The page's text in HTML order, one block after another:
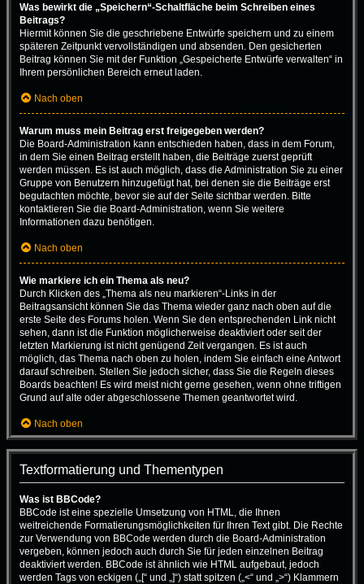
Was bewirkt die „Speichern“-Schaltfläche beim Schreiben eines
Beitrags?
Hiermit können Sie die geschriebene Entwürfe speichern und zu einem
späteren Zeitpunkt vervollständigen und absenden. Den gesicherten
Beitrag können Sie mit der Funktion „Gespeicherte Entwürfe verwalten“ in
Ihrem persönlichen Bereich erneut laden.
Nach oben
Warum muss mein Beitrag erst freigegeben werden?
Die Board-Administration kann entschieden haben, dass in dem Forum,
in dem Sie einen Beitrag erstellt haben, die Beiträge zuerst geprüft
werden müssen. Es ist auch möglich, dass die Administration Sie zu einer
Gruppe von Benutzern hinzugefügt hat, bei denen sie die Beiträge erst
begutachten möchte, bevor sie auf der Seite sichtbar werden. Bitte
kontaktieren Sie die Board-Administration, wenn Sie weitere
Informationen dazu benötigen.
Nach oben
Wie markiere ich ein Thema als neu?
Durch Klicken des „Thema als neu markieren“-Links in der
Beitragsansicht können Sie das Thema wieder ganz nach oben auf die
erste Seite des Forums holen. Wenn Sie den entsprechenden Link nicht
sehen, dann ist die Funktion möglicherweise deaktiviert oder seit der
letzten Markierung ist nicht genügend Zeit vergangen. Es ist auch
möglich, das Thema nach oben zu holen, indem Sie einfach eine Antwort
darauf schreiben. Stellen Sie jedoch sicher, dass Sie die Regeln dieses
Boards beachten! Es wird meist nicht gerne gesehen, wenn ohne triftigen
Grund auf alte oder abgeschlossene Themen geantwortet wird.
Nach oben
Textformatierung und Thementypen
Was ist BBCode?
BBCode ist eine spezielle Umsetzung von HTML, die Ihnen
weitreichende Formatierungsmöglichkeiten für Ihren Text gibt. Die Rechte
zur Verwendung von BBCode werden durch die Board-Administration
vergeben, können jedoch auch durch Sie für jeden einzelnen Beitrag
deaktiviert werden. BBCode ist ähnlich wie HTML aufgebaut, jedoch
werden Tags von eckigen („[“ und „]“) statt spitzen („<“ und „>“) Klammern